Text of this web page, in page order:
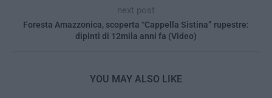
next post
Foresta Amazzonica, scoperta “Cappella Sistina” rupestre:
dipinti di 12mila anni fa (Video)
YOU MAY ALSO LIKE